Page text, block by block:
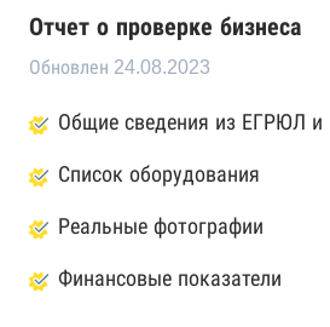
Отчет о проверке бизнеса
Обновлен 24.08.2023
Общие сведения из ЕГРЮЛ и
Список оборудования
Реальные фотографии
Финансовые показатели